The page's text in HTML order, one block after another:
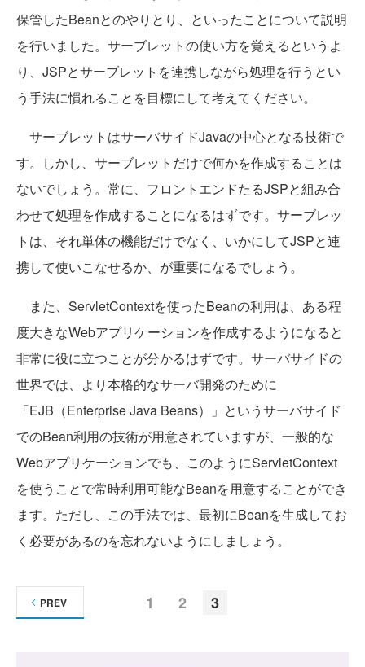
保管したBeanとのやりとり、といったことについて説明
を行いました。サーブレットの使い方を覚えるというよ
り、JSPとサーブレットを連携しながら処理を行うとい
う手法に慣れることを目標にして考えてください。
サーブレットはサーバサイドJavaの中心となる技術で
す。しかし、サーブレットだけで何かを作成することは
ないでしょう。常に、フロントエンドたるJSPと組み合
わせて処理を作成することになるはずです。サーブレッ
トは、それ単体の機能だけでなく、いかにしてJSPと連
携して使いこなせるか、が重要になるでしょう。
また、ServletContextを使ったBeanの利用は、ある程
度大きなWebアプリケーションを作成するようになると
非常に役に立つことが分かるはずです。サーバサイドの
世界では、より本格的なサーバ開発のために
「EJB（Enterprise Java Beans）」というサーバサイド
でのBean利用の技術が用意されていますが、一般的な
Webアプリケーションでも、このようにServletContext
を使うことで常時利用可能なBeanを用意することができ
ます。ただし、この手法では、最初にBeanを生成してお
く必要があるのを忘れないようにしましょう。
1 2 3
PREV